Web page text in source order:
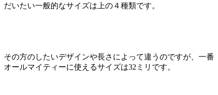
だいたい一般的なサイズは上の４種類です。
その方のしたいデザインや長さによって違うのですが、一番
オールマイティーに使えるサイズは32ミリです。